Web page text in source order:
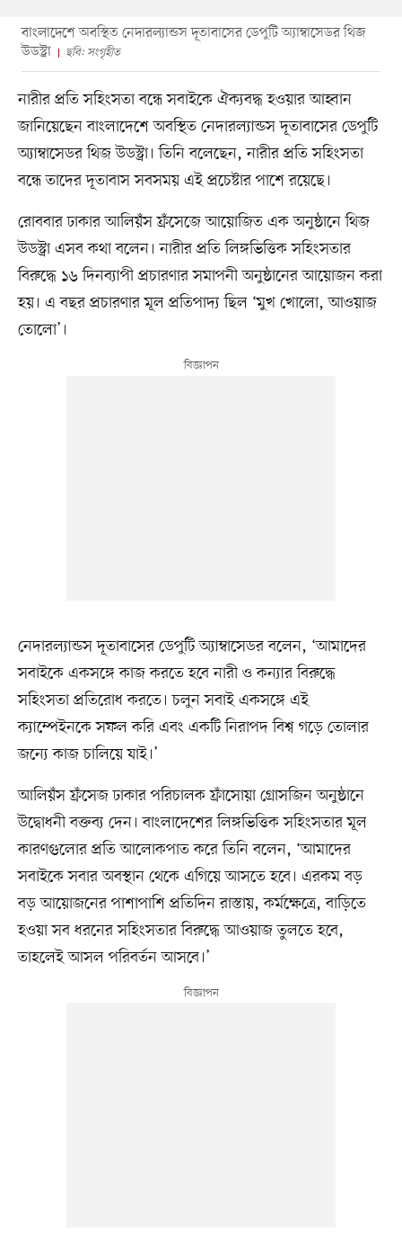
বাংলাদেশে অবস্থিত নেদারল্যান্ডস দূতাবাসের ডেপুটি অ্যাম্বাসেডর থিজ
উডস্ট্রা
ছবি: সংগৃহীত
নারীর প্রতি সহিংসতা বন্ধে সবাইকে ঐক্যবদ্ধ হওয়ার আহ্বান
জানিয়েছেন বাংলাদেশে অবস্থিত নেদারল্যান্ডস দূতাবাসের ডেপুটি
অ্যাম্বাসেডর থিজ উডস্ট্রা। তিনি বলেছেন, নারীর প্রতি সহিংসতা
বন্ধে তাদের দূতাবাস সবসময় এই প্রচেষ্টার পাশে রয়েছে।
রোববার ঢাকার আলিয়ঁস ফ্রঁসেজে আয়োজিত এক অনুষ্ঠানে থিজ
উডস্ট্রা এসব কথা বলেন। নারীর প্রতি লিঙ্গভিত্তিক সহিংসতার
বিরুদ্ধে ১৬ দিনব্যাপী প্রচারণার সমাপনী অনুষ্ঠানের আয়োজন করা
হয়। এ বছর প্রচারণার মূল প্রতিপাদ্য ছিল ‘মুখ খোলো, আওয়াজ
তোলো’।
নেদারল্যান্ডস দূতাবাসের ডেপুটি অ্যাম্বাসেডর বলেন, ‘আমাদের
সবাইকে একসঙ্গে কাজ করতে হবে নারী ও কন্যার বিরুদ্ধে
সহিংসতা প্রতিরোধ করতে। চলুন সবাই একসঙ্গে এই
ক্যাম্পেইনকে সফল করি এবং একটি নিরাপদ বিশ্ব গড়ে তোলার
জন্যে কাজ চালিয়ে যাই।’
আলিয়ঁস ফ্রঁসেজ ঢাকার পরিচালক ফ্রাঁসোয়া গ্রোসজিন অনুষ্ঠানে
উদ্বোধনী বক্তব্য দেন। বাংলাদেশের লিঙ্গভিত্তিক সহিংসতার মূল
কারণগুলোর প্রতি আলোকপাত করে তিনি বলেন, ‘আমাদের
সবাইকে সবার অবস্থান থেকে এগিয়ে আসতে হবে। এরকম বড়
বড় আয়োজনের পাশাপাশি প্রতিদিন রাস্তায়, কর্মক্ষেত্রে, বাড়িতে
হওয়া সব ধরনের সহিংসতার বিরুদ্ধে আওয়াজ তুলতে হবে,
তাহলেই আসল পরিবর্তন আসবে।’